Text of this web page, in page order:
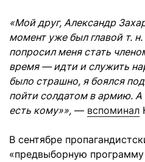
«Мой друг, Александр
момент уже был главой т.
попросил меня стать
время — идти и служить
было страшно, я боялся
пойти солдатом в армию. А
есть кому»», — вспоминал
В сентябре
«предвыборную программу